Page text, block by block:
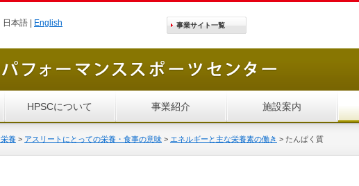
日本語 | English 事業サイト一覧
HPSCについて 事業紹介 施設案内
養 > アスリートにとっての栄養・食事の意味 > エネルギーと主な栄養素の働き > たんぱく質